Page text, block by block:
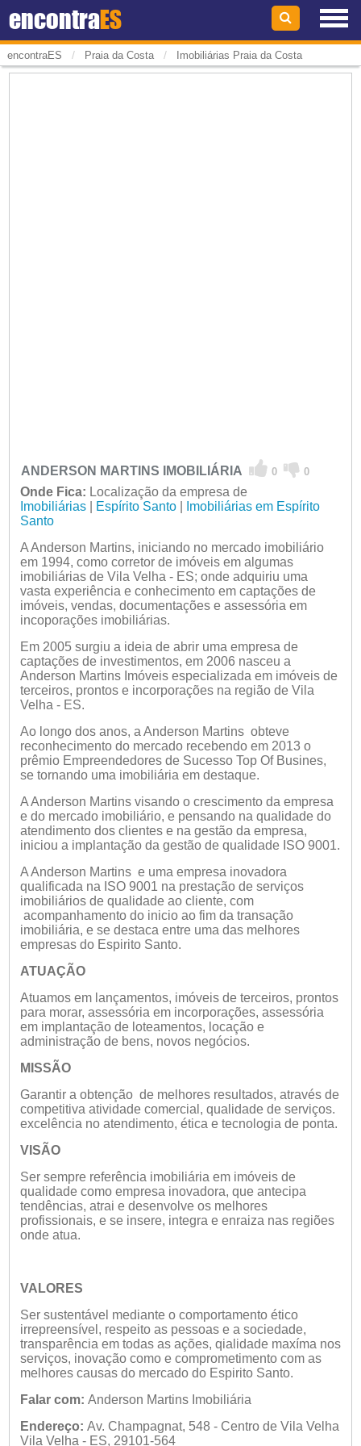
encontraES
encontraES / Praia da Costa / Imobiliárias Praia da Costa
ANDERSON MARTINS IMOBILIÁRIA 0 0
Onde Fica: Localização da empresa de
Imobiliárias| Espírito Santo|
Imobiliárias em Espírito
Santo
A Anderson Martins, iniciando no mercado imobiliário
em 1994, como corretor de imóveis em algumas
imobiliárias de Vila Velha - ES; onde adquiriu uma
vasta experiência e conhecimento em captações de
imóveis, vendas, documentações e assessória em
incoporações imobiliárias.
Em 2005 surgiu a ideia de abrir uma empresa de
captações de investimentos, em 2006 nasceu a
Anderson Martins Imóveis especializada em imóveis de
terceiros, prontos e incorporações na região de Vila
Velha - ES.
Ao longo dos anos, a Anderson Martins obteve
reconhecimento do mercado recebendo em 2013 o
prêmio Empreendedores de Sucesso Top Of Busines,
se tornando uma imobiliária em destaque.
A Anderson Martins visando o crescimento da empresa
e do mercado imobiliário, e pensando na qualidade do
atendimento dos clientes e na gestão da empresa,
iniciou a implantação da gestão de qualidade ISO 9001.
A Anderson Martins e uma empresa inovadora
qualificada na ISO 9001 na prestação de serviços
imobiliários de qualidade ao cliente, com
acompanhamento do inicio ao fim da transação
imobiliária, e se destaca entre uma das melhores
empresas do Espirito Santo.
ATUAÇÃO
Atuamos em lançamentos, imóveis de terceiros, prontos
para morar, assessória em incorporações, assessória
em implantação de loteamentos, locação e
administração de bens, novos negócios.
MISSÃO
Garantir a obtenção de melhores resultados, através de
competitiva atividade comercial, qualidade de serviços.
excelência no atendimento, ética e tecnologia de ponta.
VISÃO
Ser sempre referência imobiliária em imóveis de
qualidade como empresa inovadora, que antecipa
tendências, atrai e desenvolve os melhores
profissionais, e se insere, integra e enraiza nas regiões
onde atua.
VALORES
Ser sustentável mediante o comportamento ético
irrepreensível, respeito as pessoas e a sociedade,
transparência em todas as ações, qialidade maxíma nos
serviços, inovação como e comprometimento com as
melhores causas do mercado do Espirito Santo.
Falar com: Anderson Martins Imobiliária
Endereço: Av. Champagnat, 548 - Centro de Vila Velha
Vila Velha - ES, 29101-564